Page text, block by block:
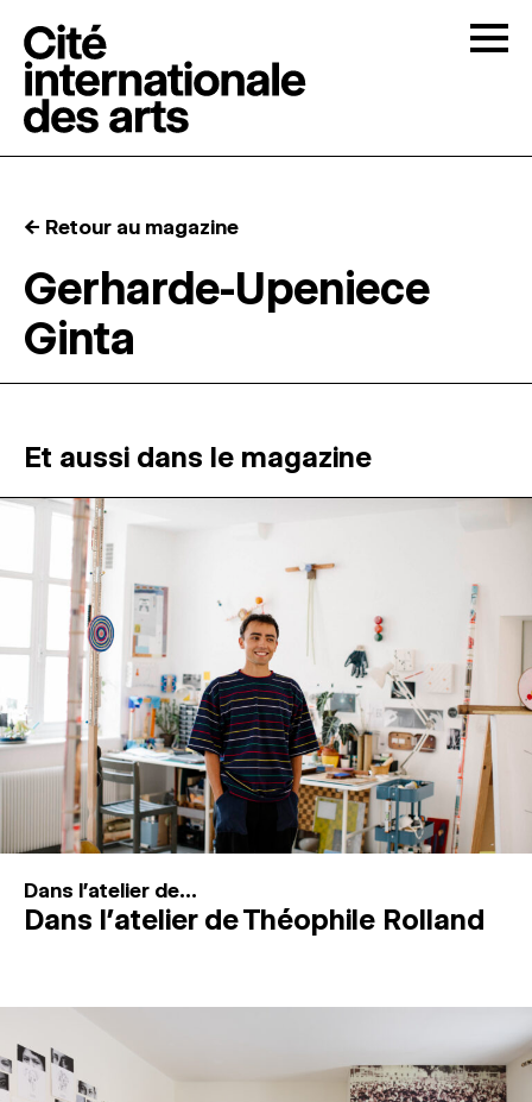
RÉSIDENCES
MAGAZINE
ESPACES DE PRATIQUE ARTISTIQUE
Recherche
Connexion
↓
← Retour au magazine
Gerharde-Upeniece
Ginta
Et aussi dans le magazine
Dans l'atelier de...
Dans l’atelier de Théophile Rolland